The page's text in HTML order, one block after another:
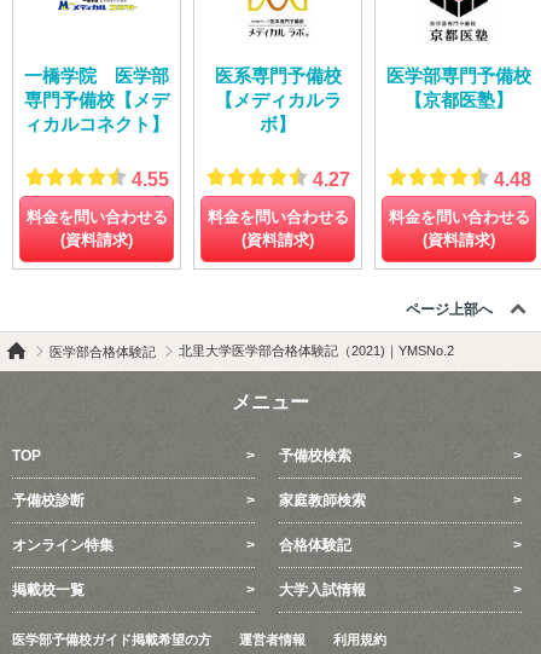
一橋学院 医学部
専門予備校【メデ
ィカルコネクト】
4.55
料金を問い合わせる
(資料請求)
医系専門予備校
【メディカルラ
ボ】
4.27
料金を問い合わせる
(資料請求)
医学部専門予備校
【京都医塾】
4.48
料金を問い合わせる
(資料請求)
ページ上部へ
医学部合格体験記 北里大学医学部合格体験記（2021)｜YMSNo.2
メニュー
TOP 予備校検索
予備校診断 家庭教師検索
オンライン特集 合格体験記
掲載校一覧 大学入試情報
医学部予備校ガイド掲載希望の方 運営者情報 利用規約